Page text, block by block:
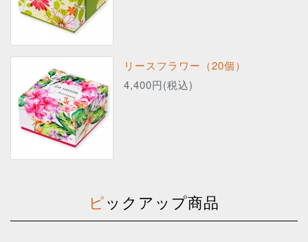
リースフラワー（20個）
4,400円(税込)
ピックアップ商品